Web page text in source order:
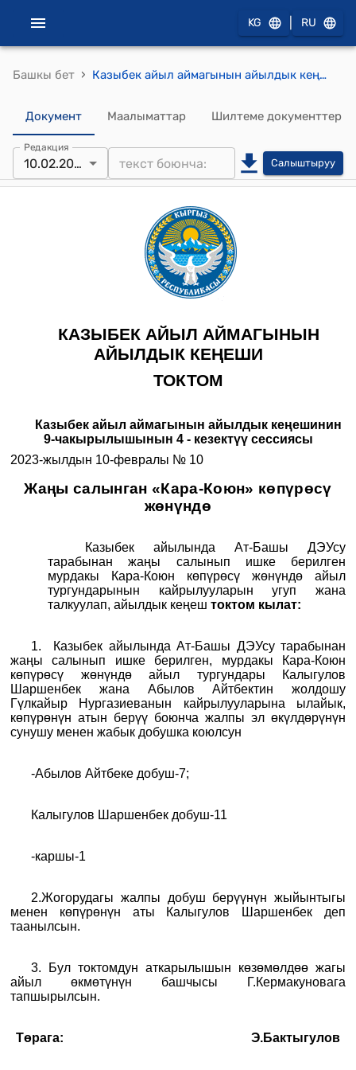
KG RU
Башкы бет › Казыбек айыл аймагынын айылдык кеңешинин 2023-жылдын 10-февралындагы № 10 "Жаңы салынган «Кара-Коюн» көпүрөсү жөнүндө" токтому
Документ Маалыматтар Шилтеме документтер
Редакция
10.02.2023 Салыштыруу